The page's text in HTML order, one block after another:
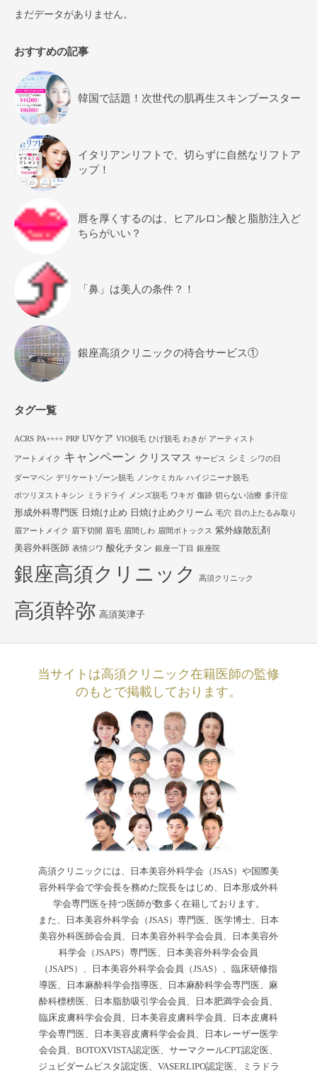
まだデータがありません。
おすすめの記事
韓国で話題！次世代の肌再生スキンブースター
イタリアンリフトで、切らずに自然なリフトア
ップ！
唇を厚くするのは、ヒアルロン酸と脂肪注入ど
ちらがいい？
「鼻」は美人の条件？！
銀座高須クリニックの待合サービス①
タグ一覧
ACRS PA++++ PRP UVケア VIO脱毛 ひげ脱毛 わきが アーティスト
アートメイク キャンペーン クリスマス サービス シミ シワの日
ダーマペン デリケートゾーン脱毛 ノンケミカル ハイジニーナ脱毛
ボツリヌストキシン ミラドライ メンズ脱毛 ワキガ 傷跡 切らない治療 多汗症
形成外科専門医 日焼け止め 日焼け止めクリーム 毛穴 目の上たるみ取り
眉アートメイク 眉下切開 眉毛 眉間しわ 眉間ボトックス 紫外線散乱剤
美容外科医師 表情ジワ 酸化チタン 銀座一丁目 銀座院
銀座高須クリニック 高須クリニック
高須幹弥 高須英津子
当サイトは高須クリニック在籍医師の監修
のもとで掲載しております。
高須クリニックには、日本美容外科学会（JSAS）や国際美
容外科学会で学会長を務めた院長をはじめ、日本形成外科
学会専門医を持つ医師が数多く在籍しております。
また、日本美容外科学会（JSAS）専門医、医学博士、日本
美容外科医師会会員、日本美容外科学会会員、日本美容外
科学会（JSAPS）専門医、日本美容外科学会会員
（JSAPS）、日本美容外科学会会員（JSAS）、臨床研修指
導医、日本麻酔科学会指導医、日本麻酔科学会専門医、麻
酔科標榜医、日本脂肪吸引学会会員、日本肥満学会会員、
臨床皮膚科学会会員、日本美容皮膚科学会員、日本皮膚科
学会専門医、日本美容皮膚科学会会員、日本レーザー医学
会会員、BOTOXVISTA認定医、サーマクールCPT認定医、
ジュビダームビスタ認定医、VASERLIPO認定医、ミラドラ